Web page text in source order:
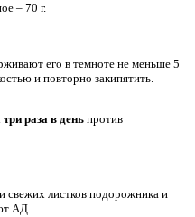
– 70 г.
его в темноте не меньше 5
и повторно закипятить.
раза в деньпротив
свежих листков подорожника и
АД.